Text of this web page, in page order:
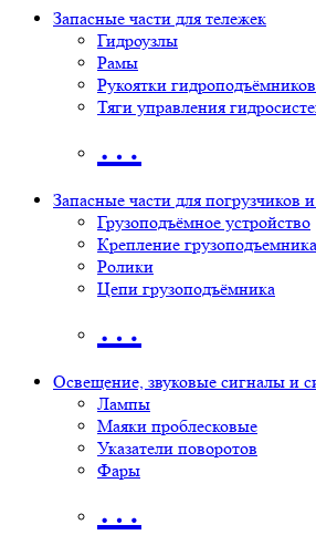
Запасные части для тележек
Гидроузлы
Рамы
Рукоятки
Тяги управления
…
Запасные части для погрузчиков
Грузоподъёмное устройство
Крепление грузоподъемника
Ролики
Цепи грузоподъёмника
…
Освещение, звуковые сигналы и
Лампы
Маяки проблесковые
Указатели поворотов
Фары
…